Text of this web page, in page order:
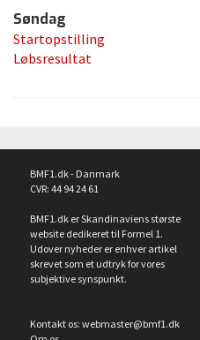
Søndag
Startopstilling
Løbsresultat
BMF1.dk - Danmark
CVR: 44 94 24 61
BMF1.dk er Skandinaviens største
website dedikeret til Formel 1.
Udover nyheder er enhver artikel
skrevet som et udtryk for vores
subjektive synspunkt.
Kontakt os: webmaster@bmf1.dk